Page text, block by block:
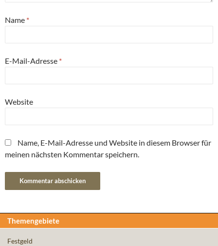
Name *
E-Mail-Adresse *
Website
Name, E-Mail-Adresse und Website in diesem Browser für
meinen nächsten Kommentar speichern.
Themengebiete
Festgeld